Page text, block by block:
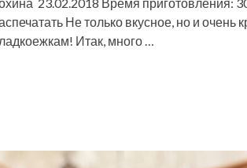
Не только вкусное, но и очень
Итак, много …